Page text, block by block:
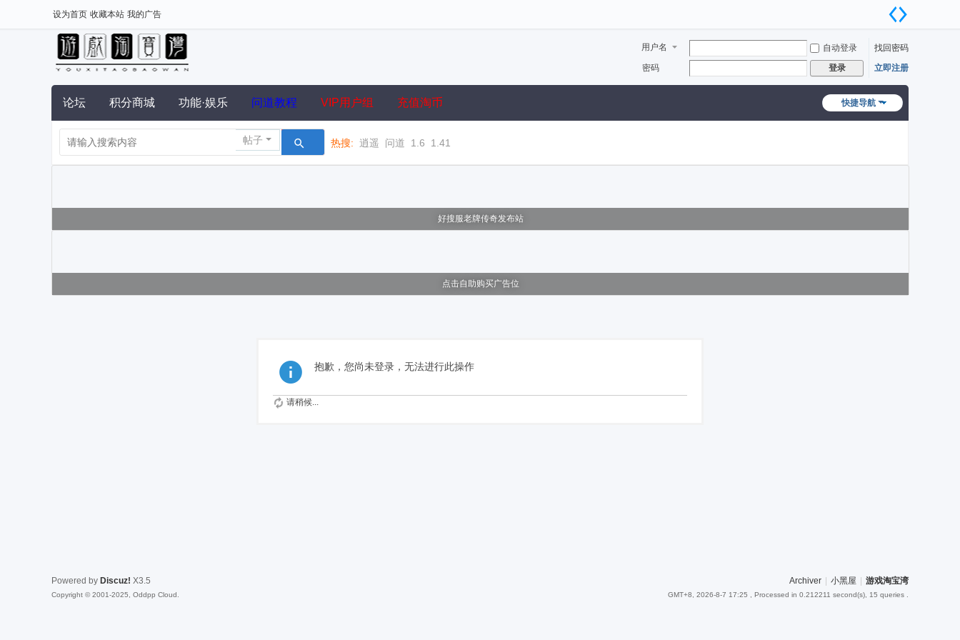
设为首页 收藏本站 我的广告
用户名 自动登录
找回密码
密码
登录 立即注册
快捷导航
论坛 积分商城 功能·娱乐 问道教程 VIP用户组 充值淘币
帖子 热搜: 逍遥 问道 1.6 1.41
好搜服老牌传奇发布站
点击自助购买广告位
抱歉，您尚未登录，无法进行此操作
请稍候...
Archiver 小黑屋 游戏淘宝湾
GMT+8, 2026-8-7 17:25 , Processed in 0.212211 second(s), 15 queries .
Powered by Discuz! X3.5
Copyright © 2001-2025, Oddpp Cloud.